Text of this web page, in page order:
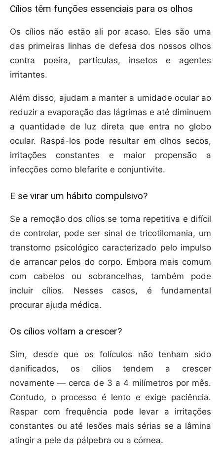
Cílios têm funções essenciais para os olhos
Os cílios não estão ali por acaso. Eles são uma
das primeiras linhas de defesa dos nossos olhos
contra poeira, partículas, insetos e agentes
irritantes.
Além disso, ajudam a manter a umidade ocular ao
reduzir a evaporação das lágrimas e até diminuem
a quantidade de luz direta que entra no globo
ocular. Raspá-los pode resultar em olhos secos,
irritações constantes e maior propensão a
infecções como blefarite e conjuntivite.
E se virar um hábito compulsivo?
Se a remoção dos cílios se torna repetitiva e difícil
de controlar, pode ser sinal de tricotilomania, um
transtorno psicológico caracterizado pelo impulso
de arrancar pelos do corpo. Embora mais comum
com cabelos ou sobrancelhas, também pode
incluir cílios. Nesses casos, é fundamental
procurar ajuda médica.
Os cílios voltam a crescer?
Sim, desde que os folículos não tenham sido
danificados, os cílios tendem a crescer
novamente — cerca de 3 a 4 milímetros por mês.
Contudo, o processo é lento e exige paciência.
Raspar com frequência pode levar a irritações
constantes ou até lesões mais sérias se a lâmina
atingir a pele da pálpebra ou a córnea.